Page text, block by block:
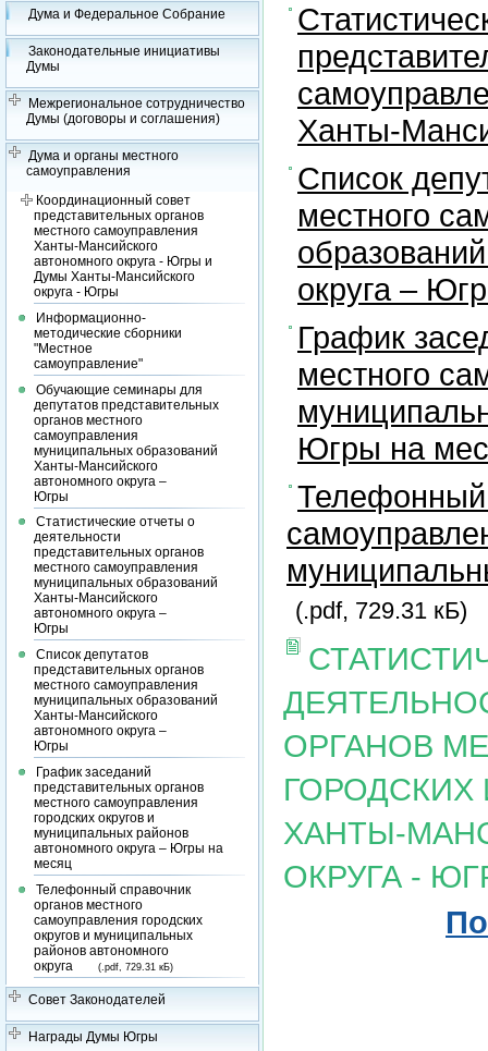
Дума и Федеральное Собрание
Законодательные инициативы
Думы
Межрегиональное сотрудничество
Думы (договоры и соглашения)
Дума и органы местного
самоуправления
Координационный совет
представительных органов
местного самоуправления
Ханты-Мансийского
автономного округа - Югры и
Думы Ханты-Мансийского
округа - Югры
Информационно-
методические сборники
"Местное
самоуправление"
Обучающие семинары для
депутатов представительных
органов местного
самоуправления
муниципальных образований
Ханты-Мансийского
автономного округа –
Югры
Статистические отчеты о
деятельности
представительных органов
местного самоуправления
муниципальных образований
Ханты-Мансийского
автономного округа –
Югры
Список депутатов
представительных органов
местного самоуправления
муниципальных образований
Ханты-Мансийского
автономного округа –
Югры
График заседаний
представительных органов
местного самоуправления
городских округов и
муниципальных районов
автономного округа – Югры на
месяц
Телефонный справочник
органов местного
самоуправления городских
округов и муниципальных
районов автономного
округа
(.pdf, 729.31 кБ)
Совет Законодателей
Награды Думы Югры
Ханты-
Список
местного
округа –
График
местного
Югры на
Телефонный
(.pdf, 729.31 кБ)
ОРГАНОВ
ХАНТЫ-
ОКРУГА -